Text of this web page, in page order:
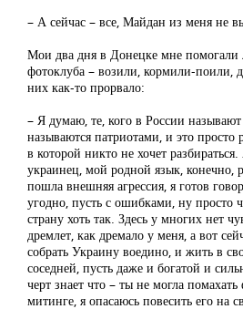
– А сейчас – все, Майдан из меня не
Мои два дня в Донецке мне помогали
фотоклуба – возили, кормили-поили,
них как-то прорвало:
– Я думаю, те, кого в России
называются патриотами, и это просто
в которой никто не хочет
украинец, мой родной язык, конечно,
пошла внешняя агрессия, я готов
угодно, пусть с ошибками, ну просто
страну хоть так. Здесь у многих нет
дремлет, как дремало у меня, а вот
собрать Украину воедино, и жить в
соседней, пусть даже и богатой и
черт знает что – ты не могла
митинге, я опасаюсь повесить его на